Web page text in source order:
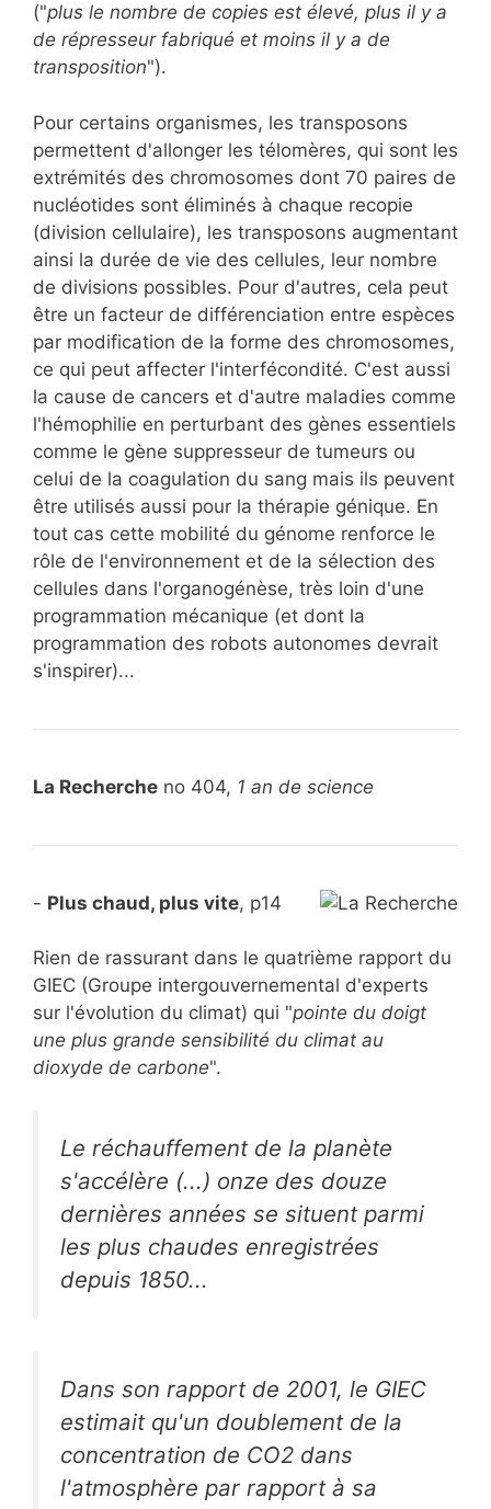
("plus le nombre de copies est élevé, plus il y a
de répresseur fabriqué et moins il y a de
transposition").
Pour certains organismes, les transposons
permettent d'allonger les télomères, qui sont les
extrémités des chromosomes dont 70 paires de
nucléotides sont éliminés à chaque recopie
(division cellulaire), les transposons augmentant
ainsi la durée de vie des cellules, leur nombre
de divisions possibles. Pour d'autres, cela peut
être un facteur de différenciation entre espèces
par modification de la forme des chromosomes,
ce qui peut affecter l'interfécondité. C'est aussi
la cause de cancers et d'autre maladies comme
l'hémophilie en perturbant des gènes essentiels
comme le gène suppresseur de tumeurs ou
celui de la coagulation du sang mais ils peuvent
être utilisés aussi pour la thérapie génique. En
tout cas cette mobilité du génome renforce le
rôle de l'environnement et de la sélection des
cellules dans l'organogénèse, très loin d'une
programmation mécanique (et dont la
programmation des robots autonomes devrait
s'inspirer)...
La Recherche no 404, 1 an de science
- Plus chaud, plus vite, p14
Rien de rassurant dans le quatrième rapport du
GIEC (Groupe intergouvernemental d'experts
sur l'évolution du climat) qui "pointe du doigt
une plus grande sensibilité du climat au
dioxyde de carbone".
Le réchauffement de la planète
s'accélère (...) onze des douze
dernières années se situent parmi
les plus chaudes enregistrées
depuis 1850...
Dans son rapport de 2001, le GIEC
estimait qu'un doublement de la
concentration de CO2 dans
l'atmosphère par rapport à sa